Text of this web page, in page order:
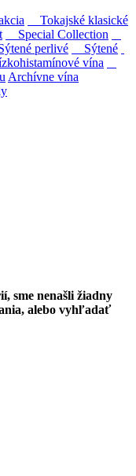
Tokajské klasické
Special Collection
perlivé
Sýtené
vína
Archívne vína
firmou na
z tokajských odrôd
technológiou. Hrozno
vrátane riadenej
sme nenašli žiadny
alebo vyhľadať